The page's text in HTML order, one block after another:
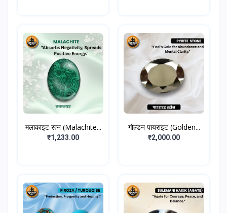
मलाकाइट रत्न (Malachite...
₹1,233.00
गोल्डन पायराइट (Golden...
₹2,000.00